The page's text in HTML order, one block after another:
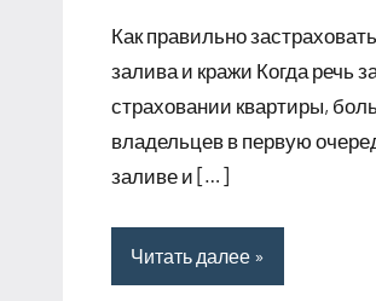
Как правильно
залива и кражи Когда речь
страховании квартиры,
владельцев в первую
заливе и […]
Читать далее